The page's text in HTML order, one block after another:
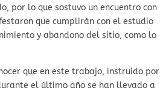
por lo que sostuvo un encuentro con
que cumplirán con el estudio
y abandono del sitio, como lo
que en este trabajo, instruido por
el último año se han llevado a